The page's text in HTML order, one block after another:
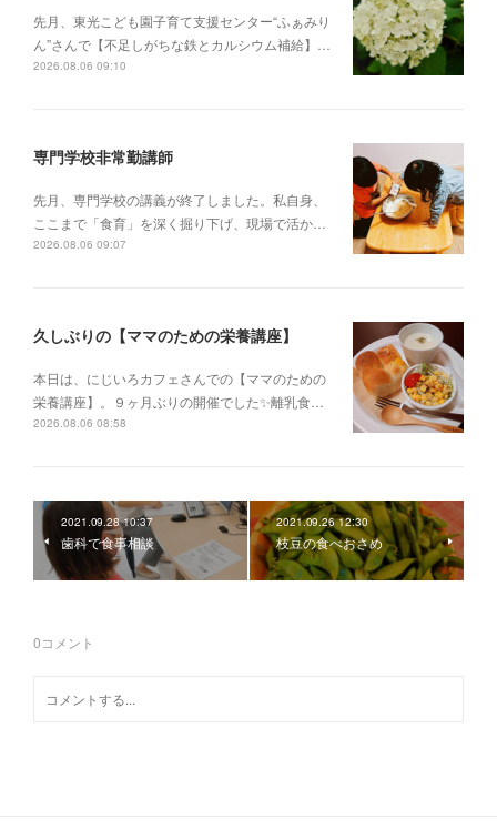
先月、東光こども園子育て支援センター“ふぁみり
ん”さんで【不足しがちな鉄とカルシウム補給】…
2026.08.06 09:10
専門学校非常勤講師
先月、専門学校の講義が終了しました。私自身、
ここまで「食育」を深く掘り下げ、現場で活か…
2026.08.06 09:07
久しぶりの【ママのための栄養講座】
本日は、にじいろカフェさんでの【ママのための
栄養講座】。９ヶ月ぶりの開催でした✨離乳食…
2026.08.06 08:58
2021.09.28 10:37
歯科で食事相談
2021.09.26 12:30
枝豆の食べおさめ
0コメント